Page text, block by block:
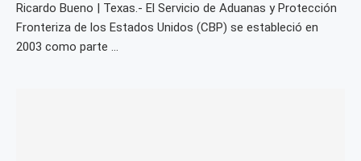
Ricardo Bueno | Texas.- El Servicio de Aduanas y Protección
Fronteriza de los Estados Unidos (CBP) se estableció en
2003 como parte …